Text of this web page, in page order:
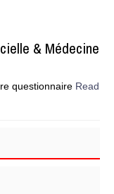
& Médecine
questionnaire Read